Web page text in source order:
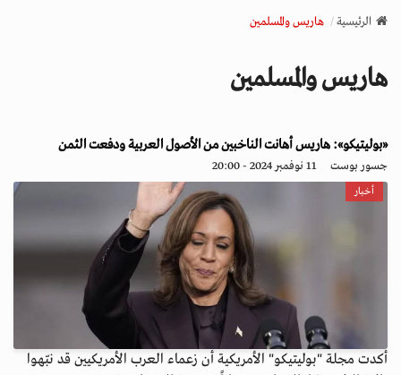
v
a
o
n
الرئيسية هاريس والمسلمين
هاريس والمسلمين
«بوليتيكو»: هاريس أهانت الناخبين من الأصول العربية ودفعت الثمن
جسور بوست 11 نوفمبر 2024 - 20:00
أخبار
أكدت مجلة "بوليتيكو" الأمريكية أن زعماء العرب الأمريكيين قد نبّهوا